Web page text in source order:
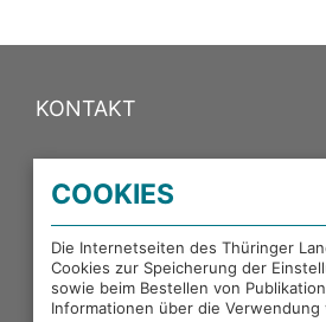
KONTAKT
PORTALE DES THÜRINGER
EXTERNE LINKS
COOKIES
Die Internetseiten des Thüringer
Cookies zur Speicherung der
sowie beim Bestellen von
Informationen über die Verwendung